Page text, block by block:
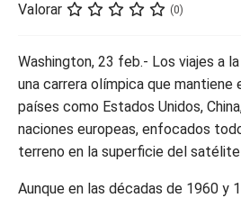
Valorar (0)
Washington, 23 feb.- Los viajes a
una carrera olímpica que mantiene
países como Estados Unidos,
naciones europeas, enfocados
terreno en la superficie del satélite
Aunque en las décadas de 1960 y